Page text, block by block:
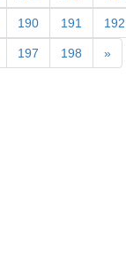
190 191 192
197 198 »